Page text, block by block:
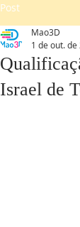
Post
Israel de
Mao3D
1 de out. de